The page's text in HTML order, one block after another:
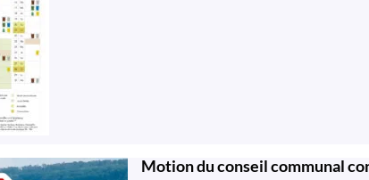
Motion du conseil communal